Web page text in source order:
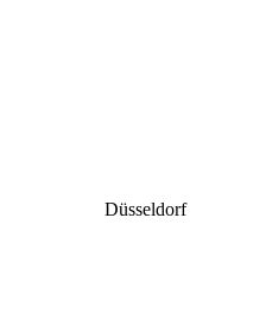
Düsseldorf